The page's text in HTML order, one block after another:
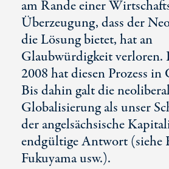
am Rande einer
Überzeugung, dass der
die Lösung bietet, hat an
Glaubwürdigkeit verloren.
2008 hat diesen Prozess in
Bis dahin galt die
Globalisierung als unser
der angelsächsische
endgültige Antwort (siehe
Fukuyama usw.).